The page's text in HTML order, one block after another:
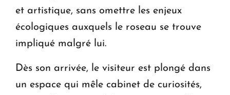
et artistique, sans omettre les enjeux
écologiques auxquels le roseau se trouve
impliqué malgré lui.
Dès son arrivée, le visiteur est plongé dans
un espace qui mêle cabinet de curiosités,